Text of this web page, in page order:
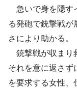
急いで身を隠す
る発砲で銃撃戦が
さにより助かる。
銃撃戦が収まり
それを意に返さず
を要求する女性、